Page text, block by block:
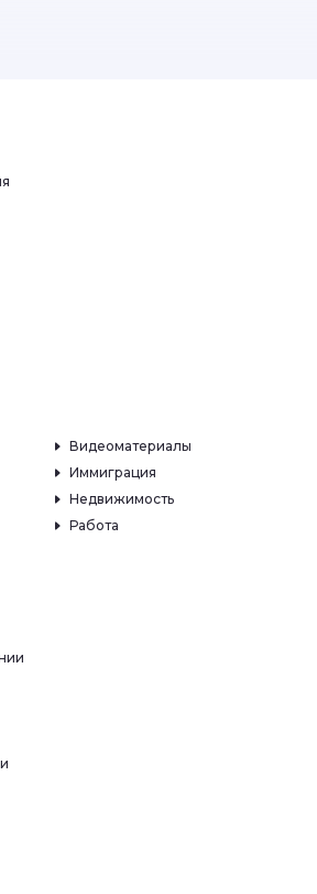
Видеоматериалы
Иммиграция
Недвижимость
Работа